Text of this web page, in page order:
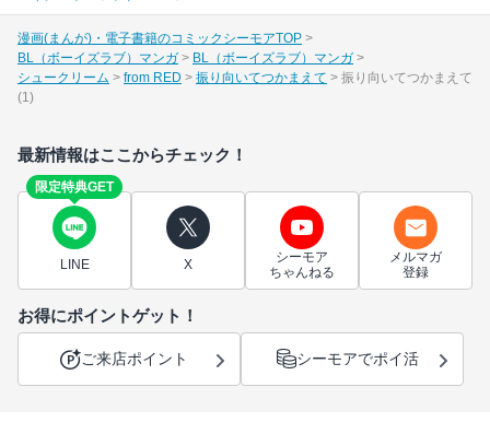
漫画(まんが)・電子書籍のコミックシーモアTOP
BL（ボーイズラブ）マンガ
BL（ボーイズラブ）マンガ
シュークリーム
from RED 振り向いてつかまえて
振り向いてつかまえて
(1)
最新情報はここからチェック！
限定特典GET
LINE X
シーモア
ちゃんねる
メルマガ
登録
お得にポイントゲット！
ご来店ポイント シーモアでポイ活